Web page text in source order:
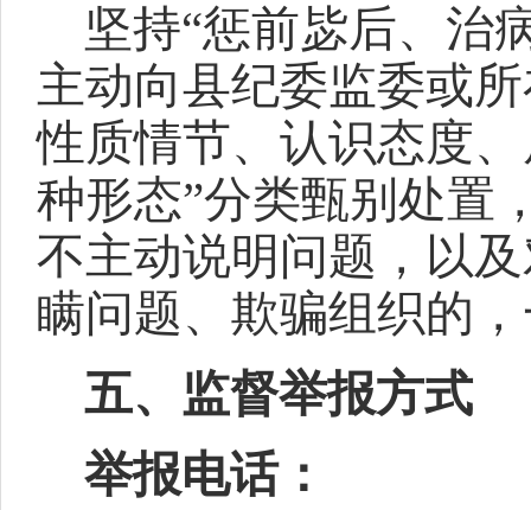
坚持“惩前毖后、治
主动向县纪委监委或
性质情节、认识态度
种形态”分类甄别处置
不主动说明问题，以
瞒问题、欺骗组织的
五、监督举报方式
举报电话：